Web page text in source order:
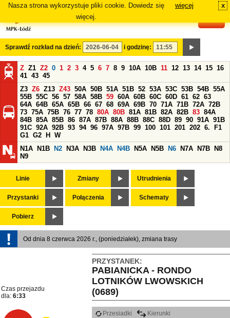
Nasza strona wykorzystuje pliki cookie. Dowiedz się
więcej.
więcej x
Sprawdź rozkład na dzień: i godzinę:
Z Z1 Z2 0 1 2 3 4 5 6 7 8 9 10A 10B 11 12 13 14 15 16
41 43 45
Z3 Z6 Z13 Z43 50A 50B 51A 51B 52 53A 53C 53B 54B 55A
55B 55C 56 57 58A 58B 59 60A 60B 60C 60D 61 62 63
64A 64B 65A 65B 66 67 68 69A 69B 70 71A 71B 72A 72B
73 75A 75B 76 77 78 80A 80B 81A 81B 82A 82B 83 84A
84B 85A 85B 86 87A 87B 88A 88B 88C 88D 89 90 91A 91B
91C 92A 92B 93 94 96 97A 97B 99 100 101 201 202 6.
F1
G1 G2 H
W
N1A
N1B N2 N3A N3B N4A N4B N5A N5B N6 N7A N7B
N8
N9
Linie Zmiany Utrudnienia
Przystanki Połączenia Schematy
Pobierz
Od dnia 8 czerwca 2026 r., (poniedziałek), zmiana trasy
PRZYSTANEK:
PABIANICKA - RONDO
LOTNIKÓW LWOWSKICH
(0689)
Czas przejazdu
dla: 6:33
Przesiadki
Kierunki